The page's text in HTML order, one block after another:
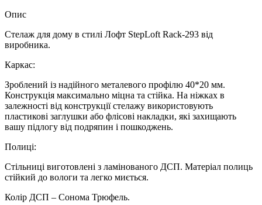
Опис
Стелаж для дому в стилі Лофт StepLoft Rack-293 від
виробника.
Каркас:
Зроблений із надійного металевого профілю 40*20 мм.
Конструкція максимально міцна та стійка. На ніжках в
залежності від конструкції стелажу використовують
пластикові заглушки або флісові накладки, які захищають
вашу підлогу від подряпин і пошкоджень.
Полиці:
Стільниці виготовлені з ламінованого ДСП. Матеріал полиць
стійкий до вологи та легко миється.
Колір ДСП – Сонома Трюфель.